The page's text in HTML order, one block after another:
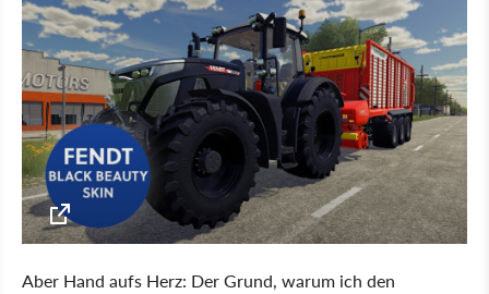
Aber Hand aufs Herz: Der Grund, warum ich den